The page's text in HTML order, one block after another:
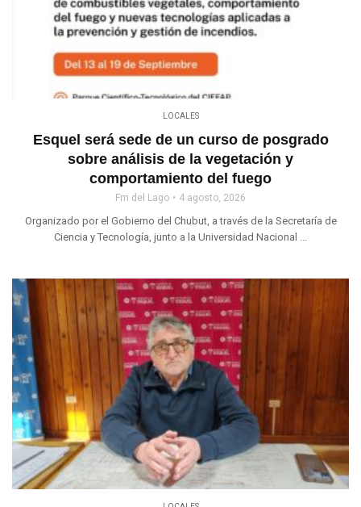
LOCALES
Esquel será sede de un curso de posgrado
sobre análisis de la vegetación y
comportamiento del fuego
Fm del Lago 4 agosto, 2026
Organizado por el Gobierno del Chubut, a través de la Secretaría de
Ciencia y Tecnología, junto a la Universidad Nacional ...